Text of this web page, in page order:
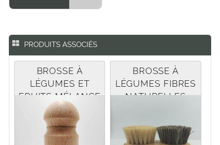
PRODUITS ASSOCIÉS
BROSSE À
LÉGUMES ET
FRUITS MÉLANGE
UNION
BROSSE À
LÉGUMES FIBRES
NATURELLES